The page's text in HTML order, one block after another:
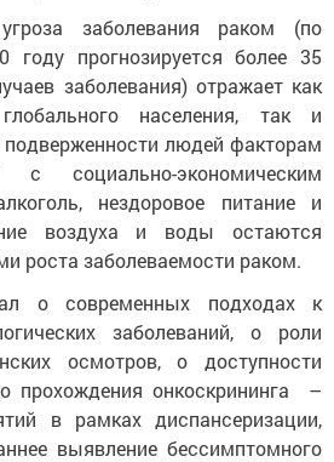
заболевания раком (по
прогнозируется более 35
заболевания) отражает как
населения, так и
подверженности людей факторам
социально-экономическим
нездоровое питание и
воздуха и воды остаются
роста заболеваемости раком.
о современных подходах к
заболеваний, о роли
осмотров, о доступности
прохождения онкоскрининга –
в рамках диспансеризации,
выявление бессимптомного